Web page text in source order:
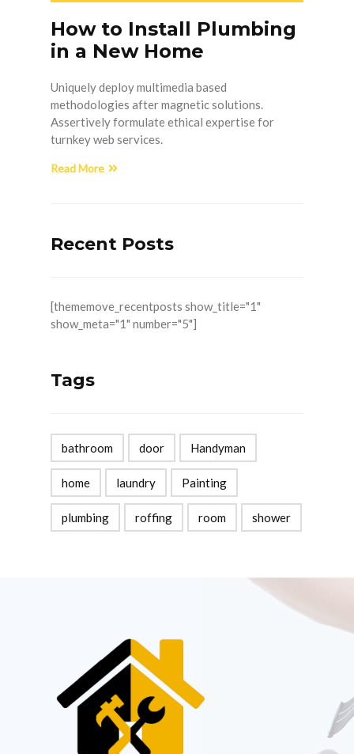
How to Install Plumbing
in a New Home
Uniquely deploy multimedia based
methodologies after magnetic solutions.
Assertively formulate ethical expertise for
turnkey web services.
Read More
Recent Posts
[thememove_recentposts show_title="1"
show_meta="1" number="5"]
Tags
bathroom door Handyman
home laundry Painting
plumbing roffing room shower